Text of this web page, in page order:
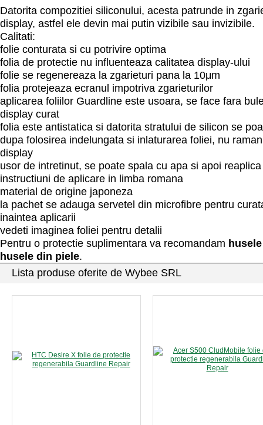
Datorita compozitiei siliconului, acesta patrunde in
display, astfel ele devin mai putin vizibile sau invizibile.
Calitati:
folie conturata si cu potrivire optima
folia de protectie nu influenteaza calitatea display-ului
folie se regenereaza la zgarieturi pana la 10μm
folia protejeaza ecranul impotriva zgarieturilor
aplicarea foliilor Guardline este usoara, se face fara
display curat
folia este antistatica si datorita stratului de silicon se
dupa folosirea indelungata si inlaturarea foliei, nu
display
usor de intretinut, se poate spala cu apa si apoi reaplica
instructiuni de aplicare in limba romana
material de origine japoneza
la pachet se adauga servetel din microfibre pentru
inaintea aplicarii
vedeti imaginea foliei pentru detalii
Pentru o protectie suplimentara va recomandam
husele din piele.
Lista produse oferite de Wybee SRL